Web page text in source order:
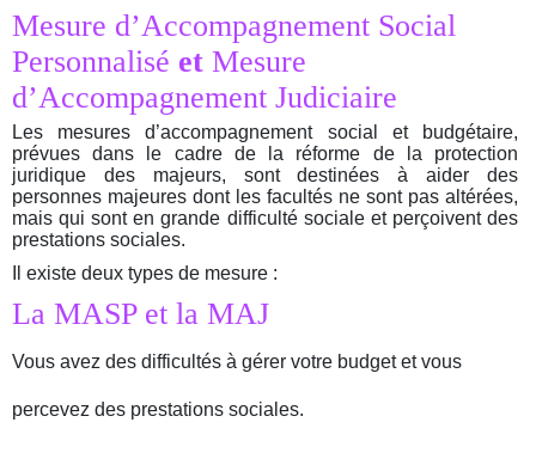
Mesure d’Accompagnement Social
Personnalisé et Mesure
d’Accompagnement Judiciaire
Les mesures d’accompagnement social et budgétaire,
prévues dans le cadre de la réforme de la protection
juridique des majeurs, sont destinées à aider des
personnes majeures dont les facultés ne sont pas altérées,
mais qui sont en grande difficulté sociale et perçoivent des
prestations sociales.
Il existe deux types de mesure :
La MASP et la MAJ
Vous avez des difficultés à gérer votre budget et vous
percevez des prestations sociales.